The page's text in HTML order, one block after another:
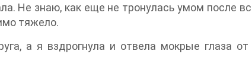
Не знаю, как еще не тронулась умом после
тяжело.
а я вздрогнула и отвела мокрые глаза